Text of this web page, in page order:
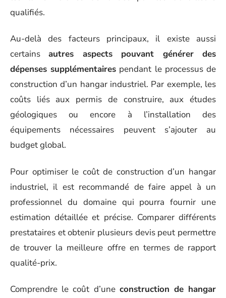
qualifiés.
Au-delà des facteurs principaux, il existe aussi
certainsautres aspects pouvant générer des
dépenses supplémentaires pendant le processus de
construction d’un hangar industriel. Par exemple, les
coûts liés aux permis de construire, aux études
géologiques ou encore à l’installation des
équipements nécessaires peuvent s’ajouter au
budget global.
Pour optimiser le coût de construction d’un hangar
industriel, il est recommandé de faire appel à un
professionnel du domaine qui pourra fournir une
estimation détaillée et précise. Comparer différents
prestataires et obtenir plusieurs devis peut permettre
de trouver la meilleure offre en termes de rapport
qualité-prix.
Comprendre le coût d’une construction de hangar